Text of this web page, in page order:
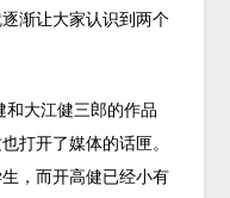
渐让大家认识到两个
大江健三郎的作品
打开了媒体的话匣。
，而开高健已经小有